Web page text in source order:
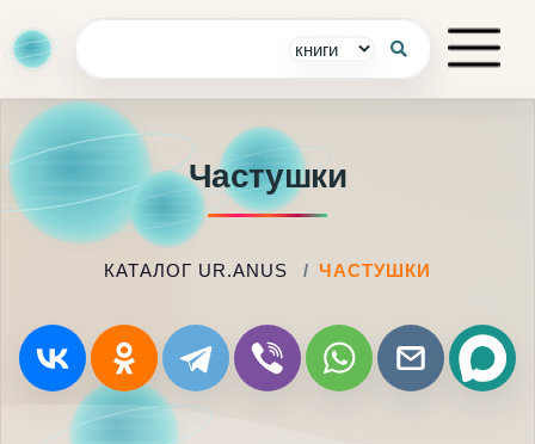
Частушки
КАТАЛОГ UR.ANUS ЧАСТУШКИ